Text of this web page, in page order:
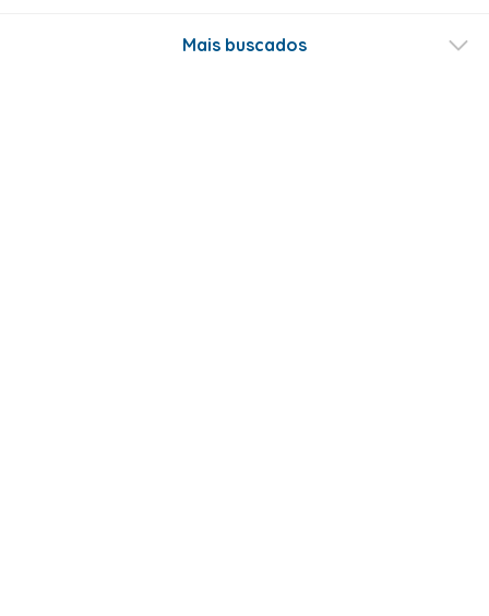
Mais buscados